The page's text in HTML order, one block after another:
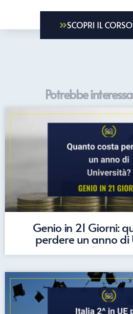
SCOPRI IL
Potrebbe
Genio in 21 Giorni:
perdere un anno di